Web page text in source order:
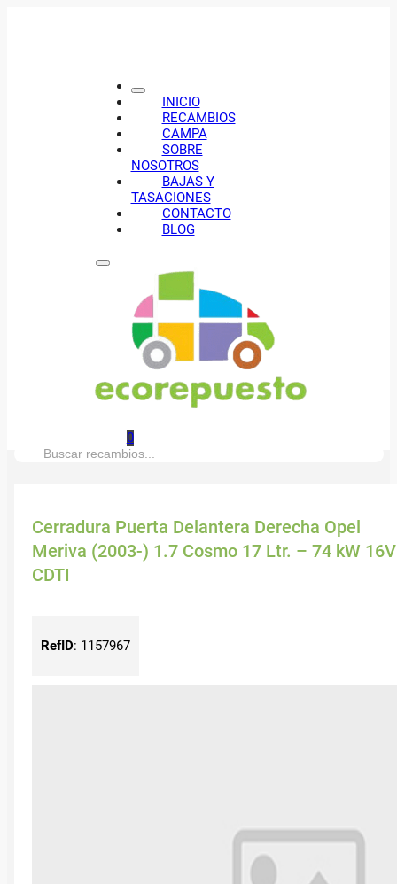
INICIO
RECAMBIOS
CAMPA
SOBRE
NOSOTROS
BAJAS Y
TASACIONES
CONTACTO
BLOG
0
Buscar:
Cerradura Puerta Delantera Derecha Opel
Meriva (2003-) 1.7 Cosmo 17 Ltr. – 74 kW 16V
CDTI
RefID: 1157967